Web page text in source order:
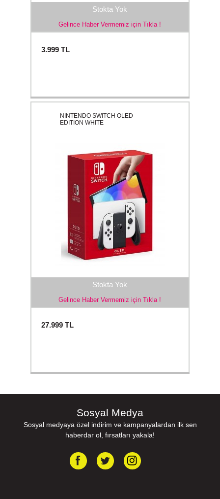
Stokta Yok
Gelince Haber Vermemiz için Tıkla !
3.999TL
Stokta Yok
Gelince Haber Vermemiz için Tıkla !
NINTENDO SWITCH OLED
EDITION WHITE
27.999TL
Sosyal Medya
Sosyal medyaya özel indirim ve kampanyalardan ilk sen
haberdar ol, fırsatları yakala!